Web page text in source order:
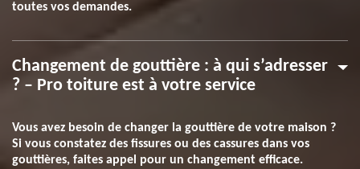
toutes vos demandes.
Changement de gouttière : à qui s’adresser
? – Pro toiture est à votre service
Vous avez besoin de changer la gouttière de votre maison ?
Si vous constatez des fissures ou des cassures dans vos
gouttières, faites appel pour un changement efficace.